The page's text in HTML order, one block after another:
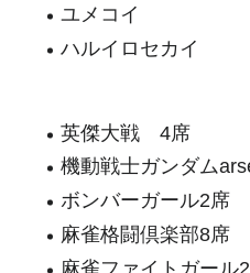
ユメコイ
ハルイロセカイ
英傑大戦 4席
機動戦士ガンダム
ボンバーガール2席
麻雀格闘倶楽部8席
麻雀ファイトガール